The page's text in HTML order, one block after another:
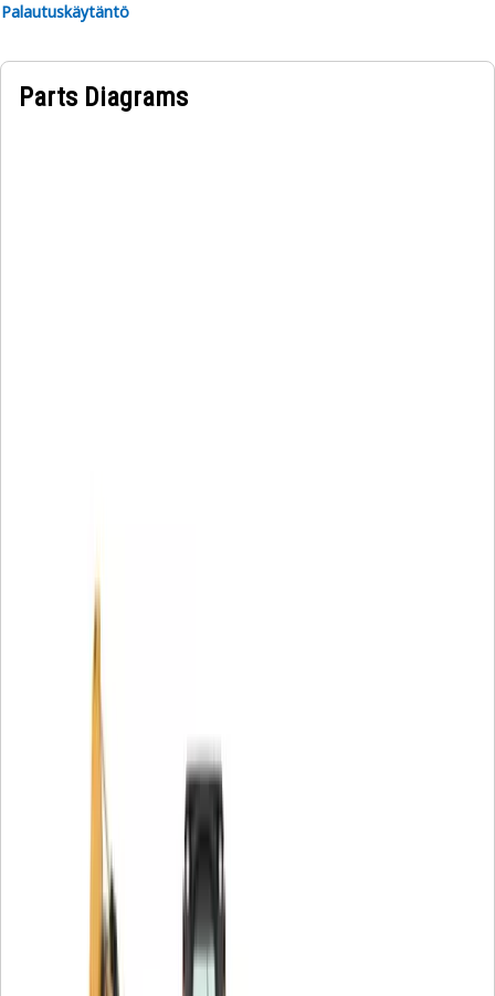
Palautuskäytäntö
Parts Diagrams